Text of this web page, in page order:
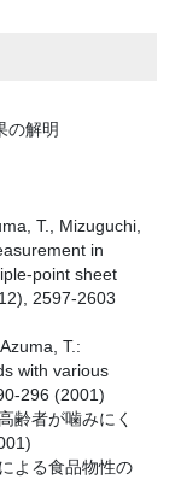
の解明
T., Mizuguchi,
in
point sheet
2597-2603
T.:
with various
296 (2001)
が噛みにく
る食品物性の